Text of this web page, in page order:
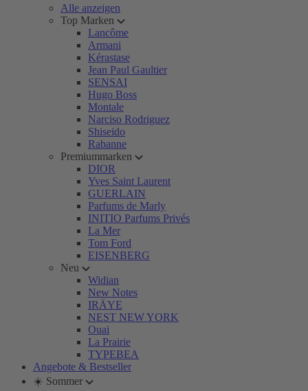
Alle anzeigen
Top Marken
Lancôme
Armani
Kérastase
Jean Paul Gaultier
SENSAI
Hugo Boss
Montale
Narciso Rodriguez
Shiseido
Rabanne
Premiummarken
DIOR
Yves Saint Laurent
GUERLAIN
Parfums de Marly
INITIO Parfums Privés
La Mer
Tom Ford
EISENBERG
Neu
Widian
New Notes
IRÄYE
NEST NEW YORK
Ouai
La Prairie
TYPEBEA
Angebote & Bestseller
☀️ Sommer